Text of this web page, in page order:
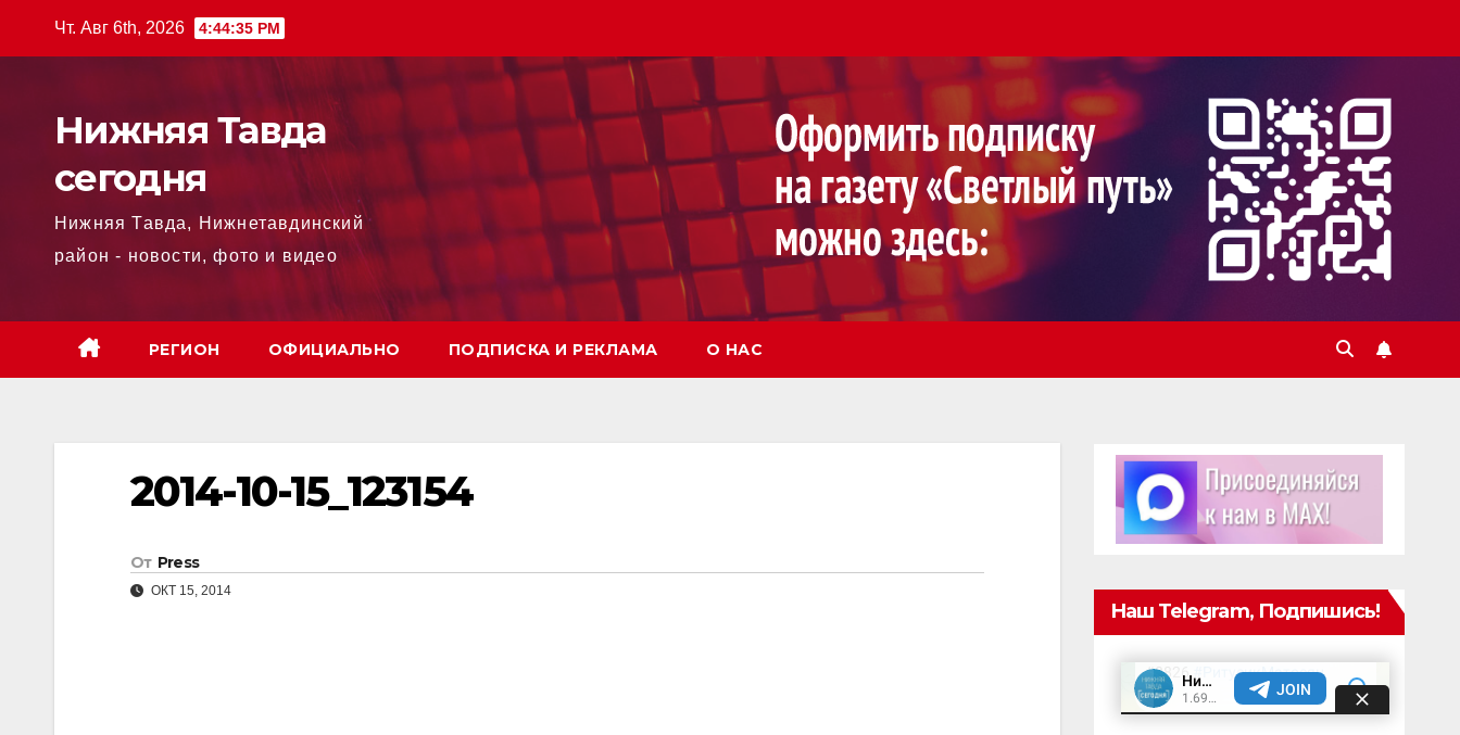
Чт. Авг 6th, 2026 4:44:36 PM
Нижняя Тавда
сегодня
Нижняя Тавда, Нижнетавдинский
район - новости, фото и видео
РЕГИОН ОФИЦИАЛЬНО ПОДПИСКА И РЕКЛАМА О НАС
2014-10-15_123154
От Press
ОКТ 15, 2014
Наш Telegram, Подпишись!